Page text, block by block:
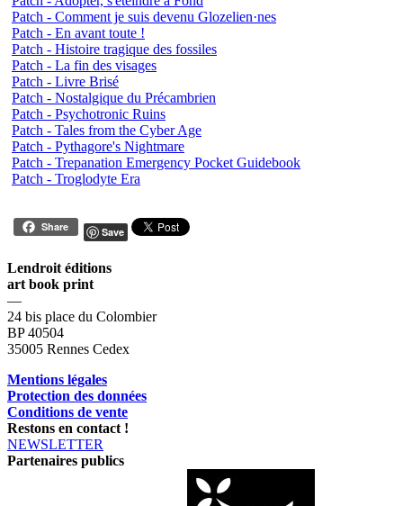
Patch - Comment je suis devenu Glozelien·nes
Patch - En avant toute !
Patch - Histoire tragique des fossiles
Patch - La fin des visages
Patch - Livre Brisé
Patch - Nostalgique du Précambrien
Patch - Psychotronic Ruins
Patch - Tales from the Cyber Age
Patch - Pythagore's Nightmare
Patch - Trepanation Emergency Pocket Guidebook
Patch - Troglodyte Era
Share Save
Lendroit éditions
art book print
—
24 bis place du Colombier
BP 40504
35005 Rennes Cedex
Mentions légales
Protection des données
Conditions de vente
Restons en contact !
NEWSLETTER
Partenaires publics